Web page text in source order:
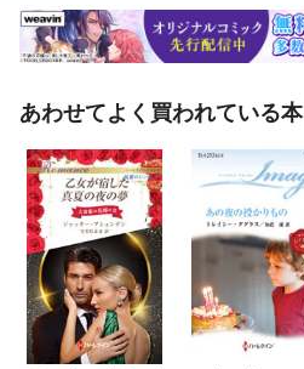
あわせてよく買われている本